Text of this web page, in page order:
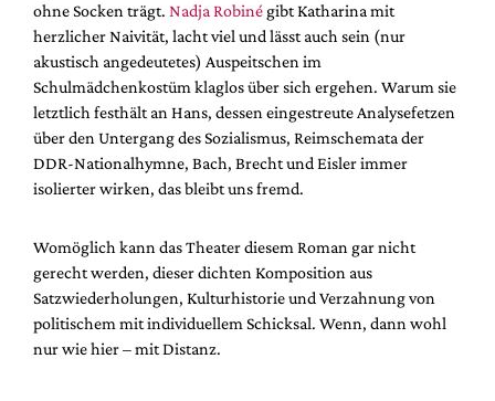
ohne Socken trägt. Nadja Robiné gibt Katharina mit
herzlicher Naivität, lacht viel und lässt auch sein (nur
akustisch angedeutetes) Auspeitschen im
Schulmädchenkostüm klaglos über sich ergehen. Warum sie
letztlich festhält an Hans, dessen eingestreute Analysefetzen
über den Untergang des Sozialismus, Reimschemata der
DDR-Nationalhymne, Bach, Brecht und Eisler immer
isolierter wirken, das bleibt uns fremd.
Womöglich kann das Theater diesem Roman gar nicht
gerecht werden, dieser dichten Komposition aus
Satzwiederholungen, Kulturhistorie und Verzahnung von
politischem mit individuellem Schicksal. Wenn, dann wohl
nur wie hier – mit Distanz.